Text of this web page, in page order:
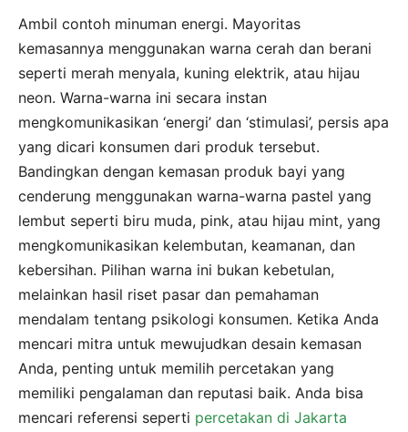
Ambil contoh minuman energi. Mayoritas
kemasannya menggunakan warna cerah dan berani
seperti merah menyala, kuning elektrik, atau hijau
neon. Warna-warna ini secara instan
mengkomunikasikan ‘energi’ dan ‘stimulasi’, persis apa
yang dicari konsumen dari produk tersebut.
Bandingkan dengan kemasan produk bayi yang
cenderung menggunakan warna-warna pastel yang
lembut seperti biru muda, pink, atau hijau mint, yang
mengkomunikasikan kelembutan, keamanan, dan
kebersihan. Pilihan warna ini bukan kebetulan,
melainkan hasil riset pasar dan pemahaman
mendalam tentang psikologi konsumen. Ketika Anda
mencari mitra untuk mewujudkan desain kemasan
Anda, penting untuk memilih percetakan yang
memiliki pengalaman dan reputasi baik. Anda bisa
mencari referensi seperti percetakan di Jakarta